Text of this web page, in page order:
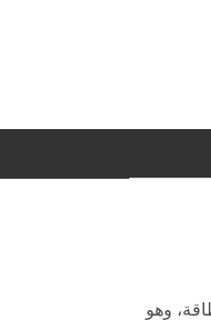
وهو